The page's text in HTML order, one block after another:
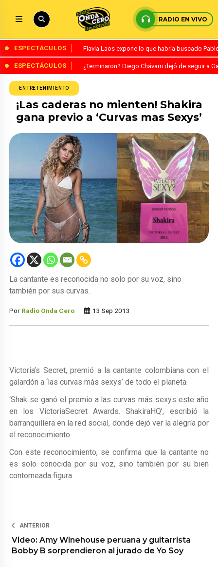
RADIO EN VIVO
ESPECTÁCULOS Flavia Laos expone lo que habría buscado
ESPECTÁCULOS ¿Terminaron? Diego Chávarri dejó de seguir a
ENTRETENIMIENTO
¡Las caderas no mienten! Shakira
gana previo a ‘Curvas mas Sexys’
La cantante es reconocida no solo por su voz, sino
también por sus curvas.
Por Radio Onda Cero 13 Sep 2013
Victoria’s Secret, premió a la cantante colombiana con el
galardón a ‘las curvas más sexys’ de todo el planeta.
‘Shak se ganó el premio a las curvas más sexys este año
en los VictoriaSecret Awards. ShakiraHQ’, escribió la
barranquillera en la red social, donde dejó ver la alegría por
el reconocimiento.
Con este reconocimiento, se confirma que la cantante no
es solo conocida por su voz, sino también por su bien
contorneada figura.
ANTERIOR
Video: Amy Winehouse peruana y guitarrista
Bobby B sorprendieron al jurado de Yo Soy